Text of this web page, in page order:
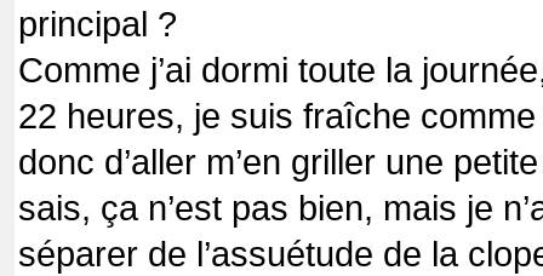
principal ?
Comme j’ai dormi toute la
22 heures, je suis fraîche
donc d’aller m’en griller une
sais, ça n’est pas bien, mais je
séparer de l’assuétude de la